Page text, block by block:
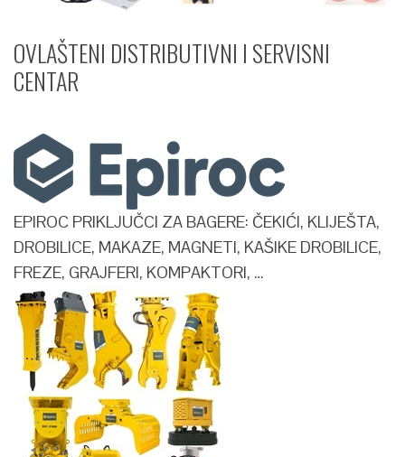
OVLAŠTENI DISTRIBUTIVNI I SERVISNI
CENTAR​
EPIROC PRIKLJUČCI ZA BAGERE: ČEKIĆI, KLIJEŠTA,
DROBILICE, MAKAZE, MAGNETI, KAŠIKE DROBILICE,
FREZE, GRAJFERI, KOMPAKTORI, …